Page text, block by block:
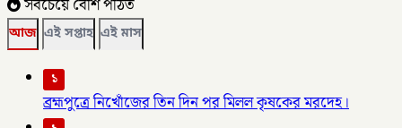
সবচেয়ে বেশি পঠিত
আজ এই সপ্তাহ এই মাস
১
ব্রহ্মপুত্রে নিখোঁজের তিন দিন পর মিলল কৃষকের মরদেহ।